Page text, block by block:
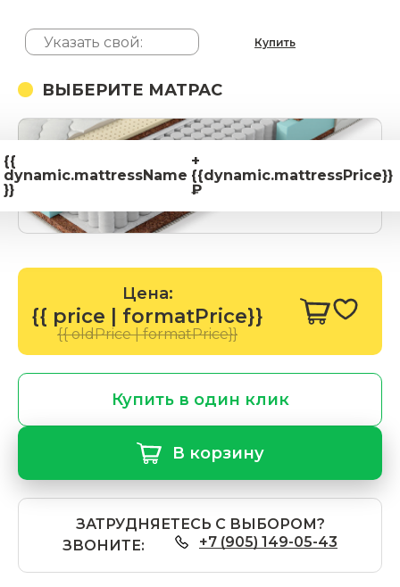
Купить
ВЫБЕРИТЕ МАТРАС
{{
dynamic.mattressName
}}
+
{{dynamic.mattressPrice}}
₽
Цена:
{{ price | formatPrice}}
{{ oldPrice | formatPrice}}
Купить в один клик
В корзину
ЗАТРУДНЯЕТЕСЬ С ВЫБОРОМ?
ЗВОНИТЕ:
+7 (905) 149-05-43